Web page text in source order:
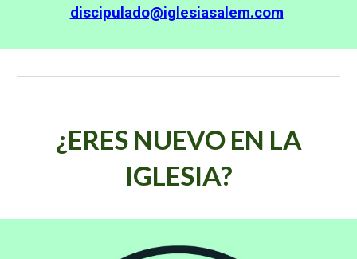
discipulado@iglesiasalem.com
¿ERES NUEVO EN LA
IGLESIA?